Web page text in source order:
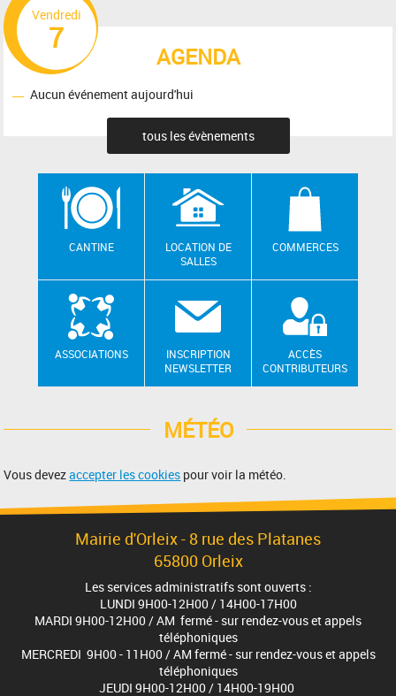
AGENDA
Vendredi
7
Aucun événement aujourd'hui
tous les évènements
CANTINE
LOCATION DE
SALLES
COMMERCES
ASSOCIATIONS
INSCRIPTION
NEWSLETTER
ACCÈS
CONTRIBUTEURS
MÉTÉO
Vous devezaccepter les cookies pour voir la météo.
Mairie d'Orleix - 8 rue des Platanes
65800 Orleix
Les services administratifs sont ouverts :
LUNDI 9H00-12H00 / 14H00-17H00
MARDI 9H00-12H00 / AM fermé - sur rendez-vous et appels
téléphoniques
MERCREDI 9H00 - 11H00 / AM fermé - sur rendez-vous et appels
téléphoniques
JEUDI 9H00-12H00 / 14H00-19H00